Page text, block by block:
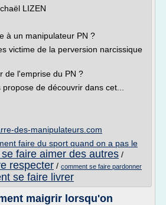
LIZEN
à un manipulateur PN ?
victime de la perversion narcissique
de l'emprise du PN ?
de découvrir dans cet...
des-manipulateurs.com
faire du sport quand on a pas le
faire aimer des autres /
respecter / comment se faire pardonner
se faire livrer
maigrir lorsqu'on